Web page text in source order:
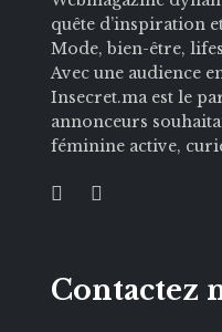
quête d’inspiration
Mode, bien-être,
Avec une audience
Insecret.ma est le
annonceurs
féminine active,
Contactez